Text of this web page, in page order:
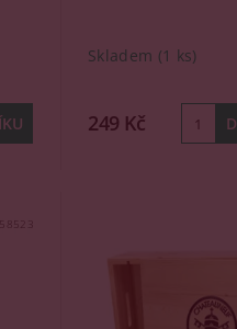
Skladem (1 ks)
249 Kč
58523